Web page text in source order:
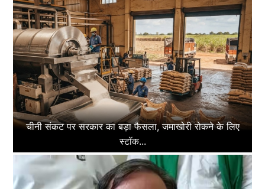
चीनी संकट पर सरकार का बड़ा फैसला, जमाखोरी रोकने के लिए
स्टॉक...